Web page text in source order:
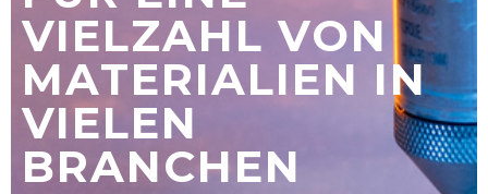
VIELZAHL VON
MATERIALIEN IN
VIELEN
BRANCHEN